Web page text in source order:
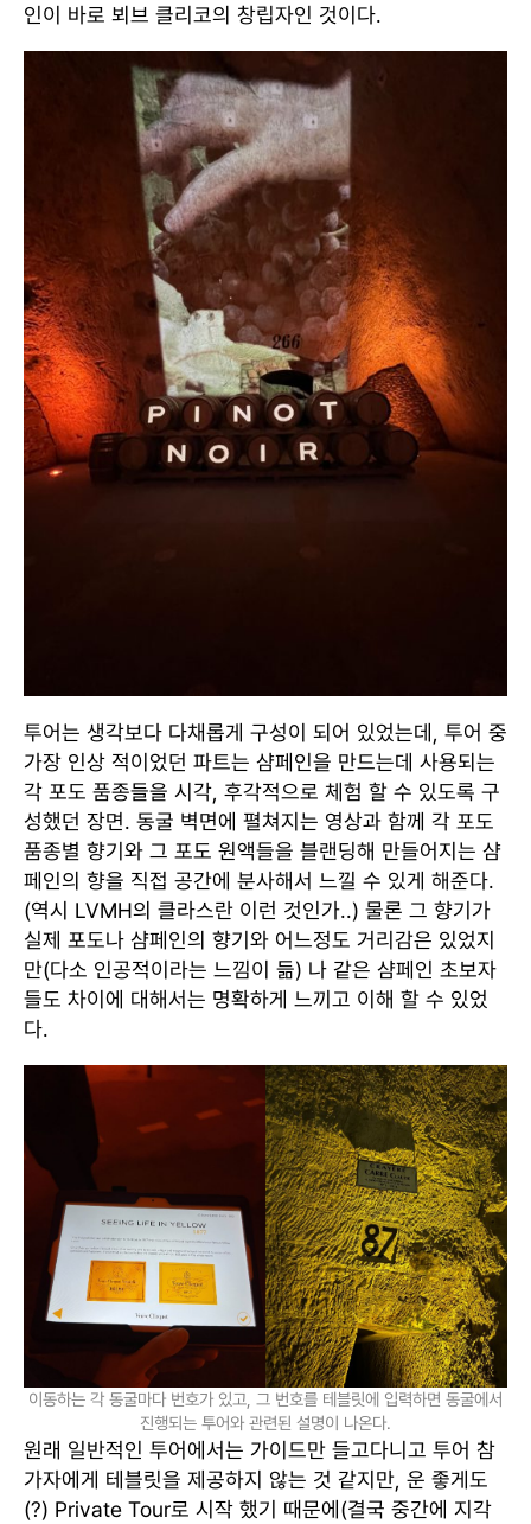
인이 바로 뵈브 클리코의 창립자인 것이다.
투어는 생각보다 다채롭게 구성이 되어 있었는데, 투어 중
가장 인상 적이었던 파트는 샴페인을 만드는데 사용되는
각 포도 품종들을 시각, 후각적으로 체험 할 수 있도록 구
성했던 장면. 동굴 벽면에 펼쳐지는 영상과 함께 각 포도
품종별 향기와 그 포도 원액들을 블랜딩해 만들어지는 샴
페인의 향을 직접 공간에 분사해서 느낄 수 있게 해준다.
(역시 LVMH의 클라스란 이런 것인가..) 물론 그 향기가
실제 포도나 샴페인의 향기와 어느정도 거리감은 있었지
만(다소 인공적이라는 느낌이 듦) 나 같은 샴페인 초보자
들도 차이에 대해서는 명확하게 느끼고 이해 할 수 있었
다.
이동하는 각 동굴마다 번호가 있고, 그 번호를 테블릿에 입력하면 동굴에서
진행되는 투어와 관련된 설명이 나온다.
원래 일반적인 투어에서는 가이드만 들고다니고 투어 참
가자에게 테블릿을 제공하지 않는 것 같지만, 운 좋게도
(?) Private Tour로 시작 했기 때문에(결국 중간에 지각